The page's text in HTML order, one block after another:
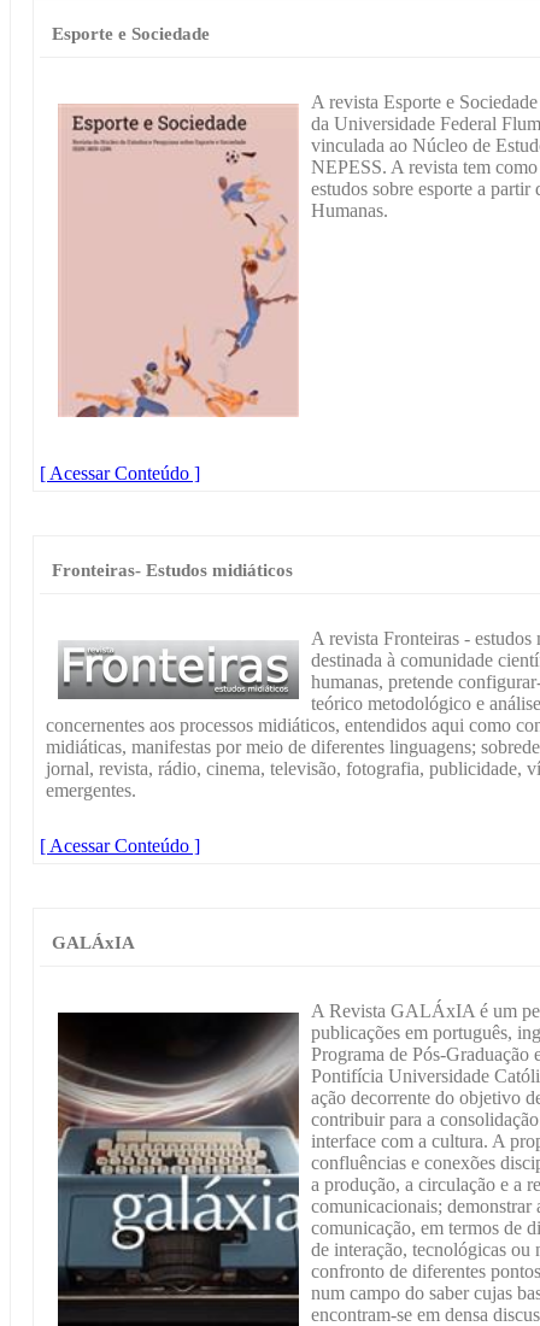
Esporte e Sociedade
A revista Esporte e
da Universidade Federal
vinculada ao Núcleo de
NEPESS. A revista tem
estudos sobre esporte a
Humanas.
[ Acessar Conteúdo ]
Fronteiras- Estudos midiáticos
A revista Fronteiras -
destinada à comunidade
humanas, pretende
teórico metodológico e
concernentes aos processos midiáticos, entendidos aqui como
midiáticas, manifestas por meio de diferentes linguagens;
jornal, revista, rádio, cinema, televisão, fotografia, publicidade,
emergentes.
[ Acessar Conteúdo ]
GALÁxIA
A Revista GALÁxIA é um
publicações em português,
Programa de Pós-Graduação
Pontifícia Universidade
ação decorrente do objetivo
contribuir para a
interface com a cultura. A
confluências e conexões
a produção, a circulação e a
comunicacionais; demonstrar
comunicação, em termos de
de interação, tecnológicas
confronto de diferentes
num campo do saber cujas
encontram-se em densa